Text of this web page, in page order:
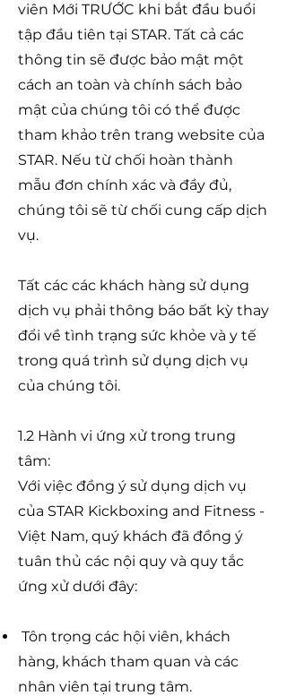
viên Mới TRƯỚC khi bắt đầu buổi
tập đầu tiên tại STAR. Tất cả các
thông tin sẽ được bảo mật một
cách an toàn và chính sách bảo
mật của chúng tôi có thể được
tham khảo trên trang website của
STAR. Nếu từ chối hoàn thành
mẫu đơn chính xác và đầy đủ,
chúng tôi sẽ từ chối cung cấp dịch
vụ.
Tất các các khách hàng sử dụng
dịch vụ phải thông báo bất kỳ thay
đổi về tình trạng sức khỏe và y tế
trong quá trình sử dụng dịch vụ
của chúng tôi.
1.2 Hành vi ứng xử trong trung
tâm:
Với việc đồng ý sử dụng dịch vụ
của STAR Kickboxing and Fitness -
Việt Nam, quý khách đã đồng ý
tuân thủ các nội quy và quy tắc
ứng xử dưới đây:
Tôn trọng các hội viên, khách
hàng, khách tham quan và các
nhân viên tại trung tâm.